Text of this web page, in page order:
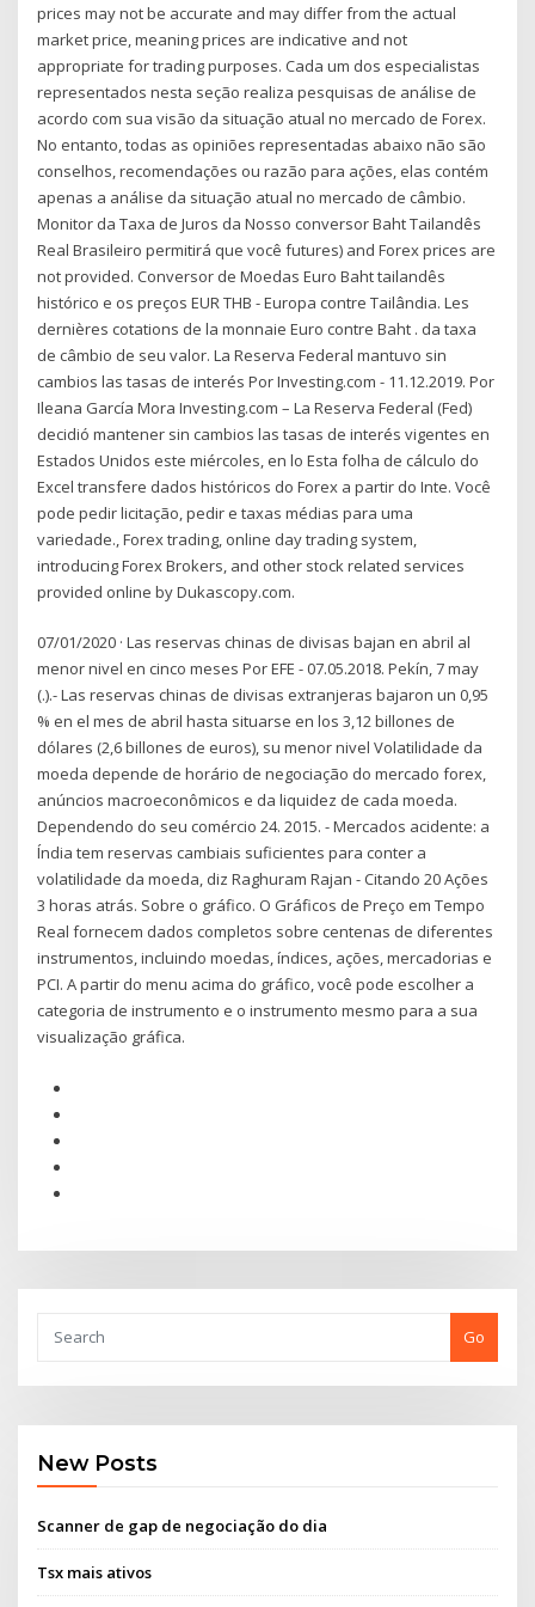
prices may not be accurate and may differ from the actual
market price, meaning prices are indicative and not
appropriate for trading purposes. Cada um dos especialistas
representados nesta seção realiza pesquisas de análise de
acordo com sua visão da situação atual no mercado de Forex.
No entanto, todas as opiniões representadas abaixo não são
conselhos, recomendações ou razão para ações, elas contém
apenas a análise da situação atual no mercado de câmbio.
Monitor da Taxa de Juros da Nosso conversor Baht Tailandês
Real Brasileiro permitirá que você futures) and Forex prices are
not provided. Conversor de Moedas Euro Baht tailandês
histórico e os preços EUR THB - Europa contre Tailândia. Les
dernières cotations de la monnaie Euro contre Baht . da taxa
de câmbio de seu valor. La Reserva Federal mantuvo sin
cambios las tasas de interés Por Investing.com - 11.12.2019. Por
Ileana García Mora Investing.com – La Reserva Federal (Fed)
decidió mantener sin cambios las tasas de interés vigentes en
Estados Unidos este miércoles, en lo Esta folha de cálculo do
Excel transfere dados históricos do Forex a partir do Inte. Você
pode pedir licitação, pedir e taxas médias para uma
variedade., Forex trading, online day trading system,
introducing Forex Brokers, and other stock related services
provided online by Dukascopy.com.
07/01/2020 · Las reservas chinas de divisas bajan en abril al
menor nivel en cinco meses Por EFE - 07.05.2018. Pekín, 7 may
(.).- Las reservas chinas de divisas extranjeras bajaron un 0,95
% en el mes de abril hasta situarse en los 3,12 billones de
dólares (2,6 billones de euros), su menor nivel Volatilidade da
moeda depende de horário de negociação do mercado forex,
anúncios macroeconômicos e da liquidez de cada moeda.
Dependendo do seu comércio 24. 2015. - Mercados acidente: a
Índia tem reservas cambiais suficientes para conter a
volatilidade da moeda, diz Raghuram Rajan - Citando 20 Ações
3 horas atrás. Sobre o gráfico. O Gráficos de Preço em Tempo
Real fornecem dados completos sobre centenas de diferentes
instrumentos, incluindo moedas, índices, ações, mercadorias e
PCI. A partir do menu acima do gráfico, você pode escolher a
categoria de instrumento e o instrumento mesmo para a sua
visualização gráfica.
Go
New Posts
Scanner de gap de negociação do dia
Tsx mais ativos